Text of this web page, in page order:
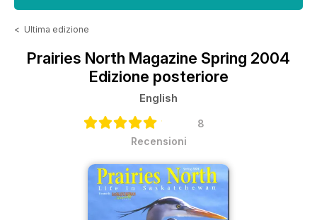
< Ultima edizione
Prairies North Magazine Spring 2004
Edizione posteriore
English
8
Recensioni